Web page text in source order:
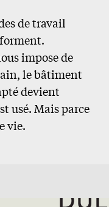
de travail
impose de
le bâtiment
devient
usé. Mais parce
vie.